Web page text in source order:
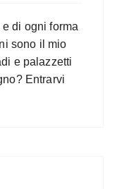
di ogni forma
sono il mio
e palazzetti
Entrarvi